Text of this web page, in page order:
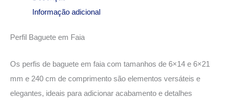
Informação adicional
Perfil Baguete em Faia
Os perfis de baguete em faia com tamanhos de 6×14 e 6×21
mm e 240 cm de comprimento são elementos versáteis e
elegantes, ideais para adicionar acabamento e detalhes